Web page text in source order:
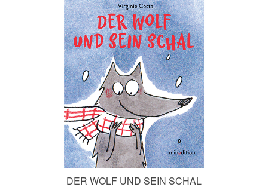
DER WOLF UND SEIN SCHAL